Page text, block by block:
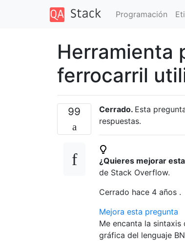
Programación
Herramienta
ferrocarril
99 Cerrado. Esta
respuestas.
¿Quieres mejorar
de Stack Overflow.
Cerrado hace 4 años .
Mejora esta pregunta
Me encanta la sintaxis
gráfica del lenguaje